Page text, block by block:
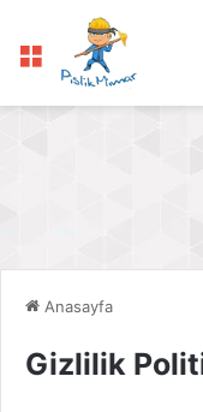
Menü
Anasayfa
Gizlilik